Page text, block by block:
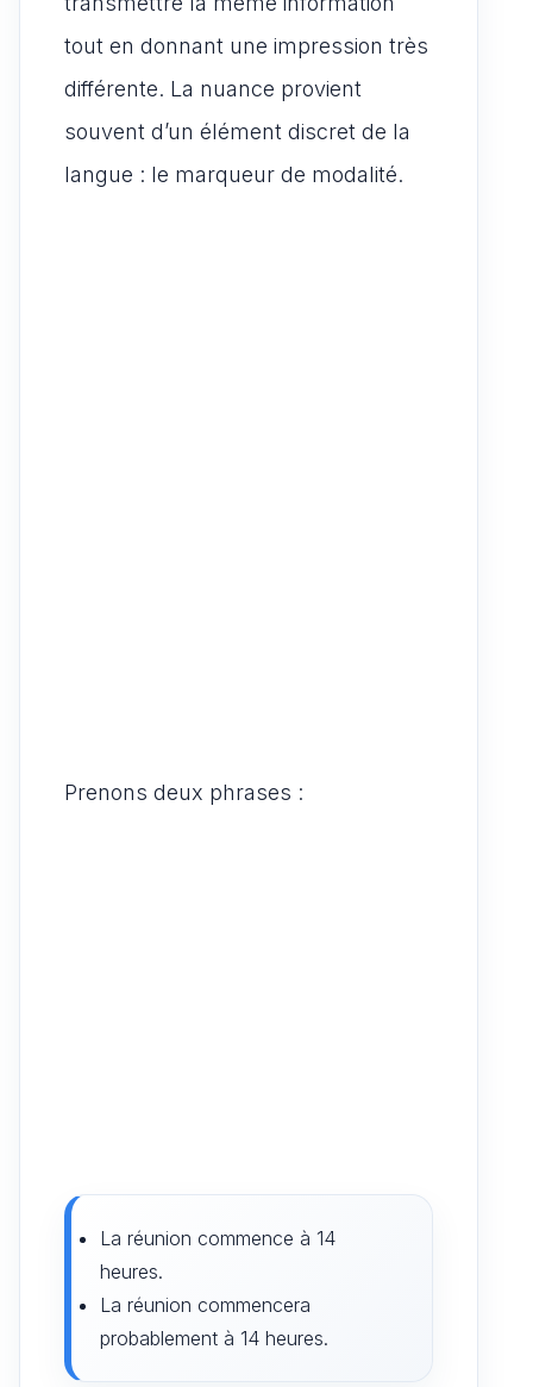
tout en donnant une impression très
différente. La nuance provient
souvent d’un élément discret de la
langue : le marqueur de modalité.
Prenons deux phrases :
La réunion commence à 14
heures.
La réunion commencera
probablement à 14 heures.